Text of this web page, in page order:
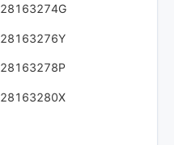
28163274G
28163276Y
28163278P
28163280X